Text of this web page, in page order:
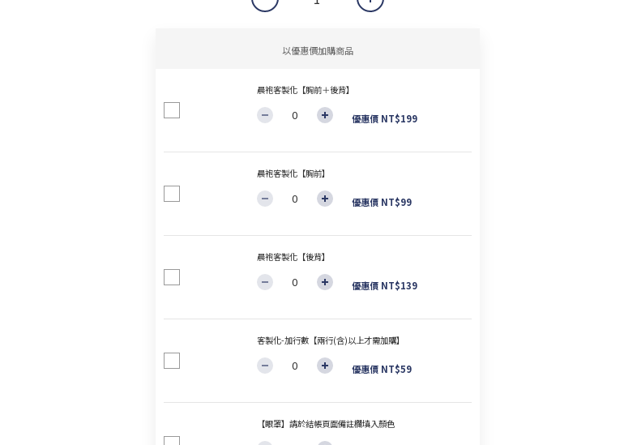
以優惠價加購商品
晨袍客製化【胸前＋後背】
優惠價 NT$199
晨袍客製化【胸前】
優惠價 NT$99
晨袍客製化【後背】
優惠價 NT$139
客製化-加行數【兩行(含)以上才需加購】
優惠價 NT$59
【眼罩】請於結帳頁面備註欄填入顏色